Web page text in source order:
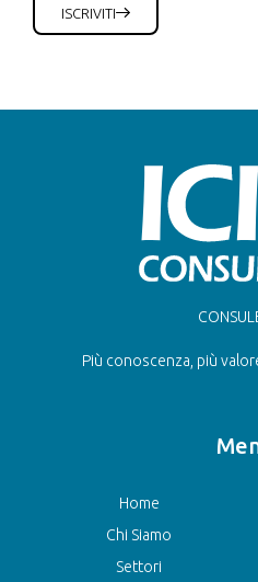
ISCRIVITI
Più conoscenza, più
Home
Chi Siamo
Settori